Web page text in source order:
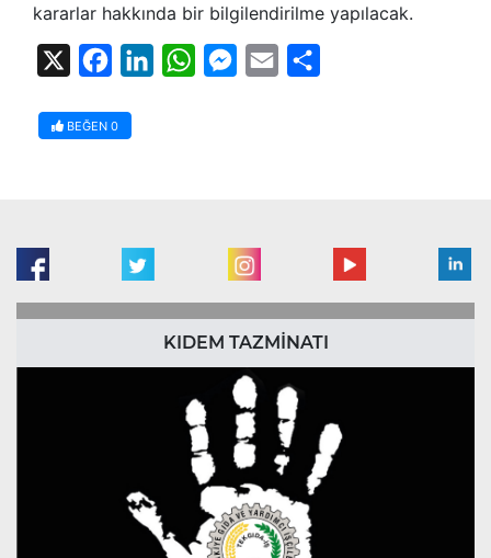
kararlar hakkında bir bilgilendirilme yapılacak.
FacebookLinkedInWhatsAppMessenger
Email
BEĞEN 0
KIDEM TAZMİNATI